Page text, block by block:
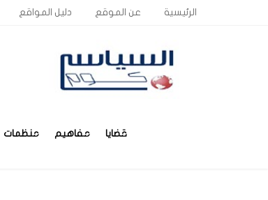
الرئيسية عن الموقع دليل المواقع
قضايا مفاهيم منظمات